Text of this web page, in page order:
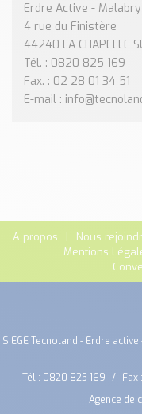
Erdre Active - Malabry
4 rue du Finistère
44240 LA CHAPELLE
Tél. : 0820 825 169
Fax. : 02 28 01 34 51
E-mail :
A propos Nous
Mentions
SIEGE Tecnoland - Erdre
Tél : 0820 825 169 Fax
Agence de